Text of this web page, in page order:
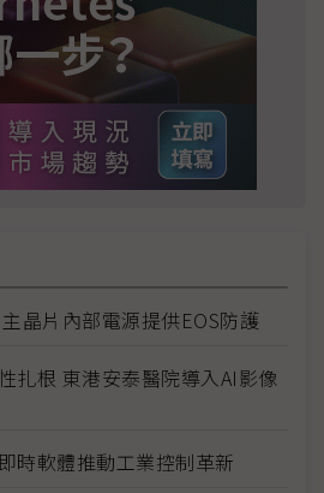
晶片內部電源提供EOS防護
扎根 東港安泰醫院導入AI影像
時軟體推動工業控制革新